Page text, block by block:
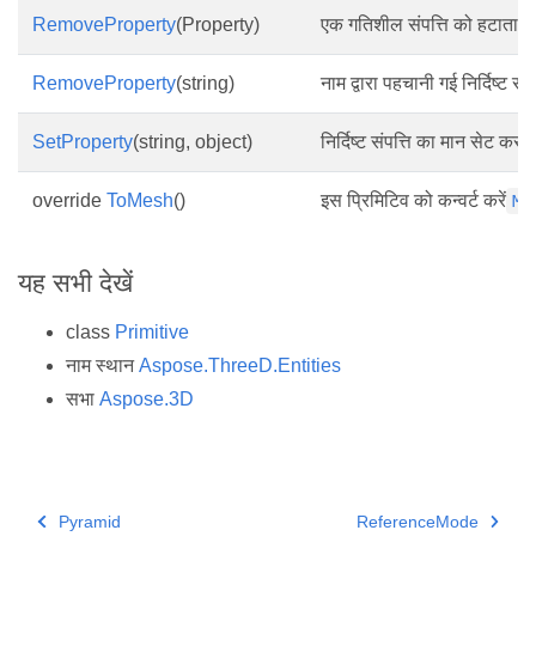
RemoveProperty(Property) एक गतिशील संपत्ति को हटाता
RemoveProperty(string) नाम द्वारा पहचानी गई निर्दिष्ट
SetProperty(string, object) निर्दिष्ट संपत्ति का मान सेट
override ToMesh() इस प्रिमिटिव को कन्वर्ट करें
यह सभी देखें
class Primitive
नाम स्थानAspose.ThreeD.Entities
सभा Aspose.3D
Pyramid ReferenceMode